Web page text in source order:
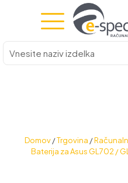
Vnesite
naziv
izdelka
Domov /Trgovina /
Baterija za Asus GL702 /